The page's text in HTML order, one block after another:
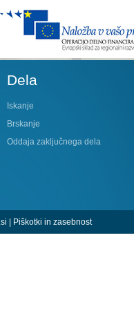
Dela
Iskanje
Brskanje
Oddaja zaključnega dela
| Piškotki in zasebnost